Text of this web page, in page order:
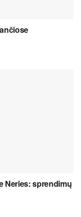
Neries: sprendimų